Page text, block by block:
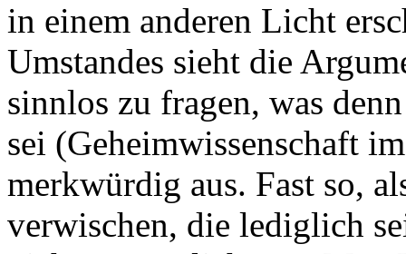
in einem anderen Licht
Umstandes sieht die
sinnlos zu fragen, was
sei (Geheimwissenschaft
merkwürdig aus. Fast so,
verwischen, die lediglich